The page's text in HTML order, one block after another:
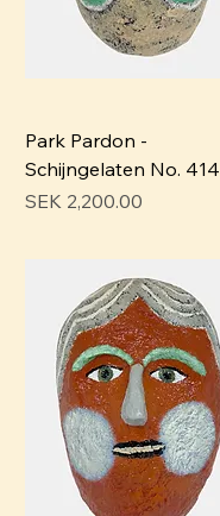
Park Pardon -
Schijngelaten No. 414
Pris
SEK 2,200.00